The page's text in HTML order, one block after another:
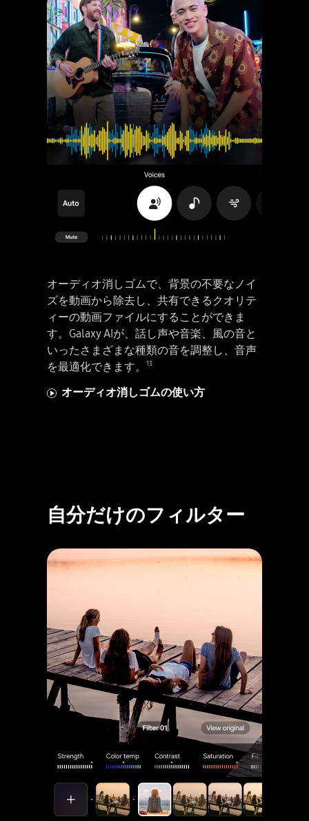
中央に音の波形が映っている被写体の映像。Audio Eraser（オーディオ消しゴム）で、不要なノイズが選択され、0から-100に下げられる。-100になると、ミュートがハイライト表示される。
オーディオ消しゴムで、背景の不要なノイ
ズを動画から除去し、共有できるクオリテ
ィーの動画ファイルにすることができま
す。Galaxy AIが、話し声や音楽、風の音と
いったさまざまな種類の音を調整し、音声
を最適化できます。
13
オーディオ消しゴムの使い方
自分だけのフィルター